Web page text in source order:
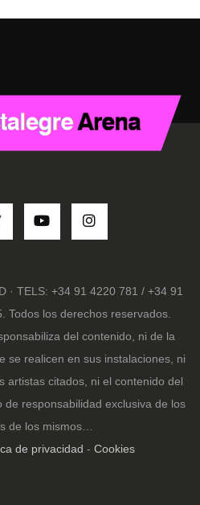
· TELS: +34 91 4220 781 / +34 91
Todos los derechos reservados.
del contenido, ni de la
se realicen en sus instalaciones, ni
artistas citados, ni el contenido del
responsabilidad exclusiva de los
de los mismos…
de privacidad - Cookies